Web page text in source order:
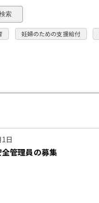
索
妊婦のための支援給付
日
管理員の募集